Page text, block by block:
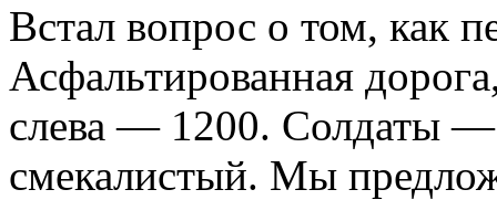
Встал вопрос о том, как
Асфальтированная
слева — 1200. Солдаты
смекалистый. Мы